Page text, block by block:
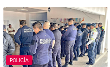
POLICÍA